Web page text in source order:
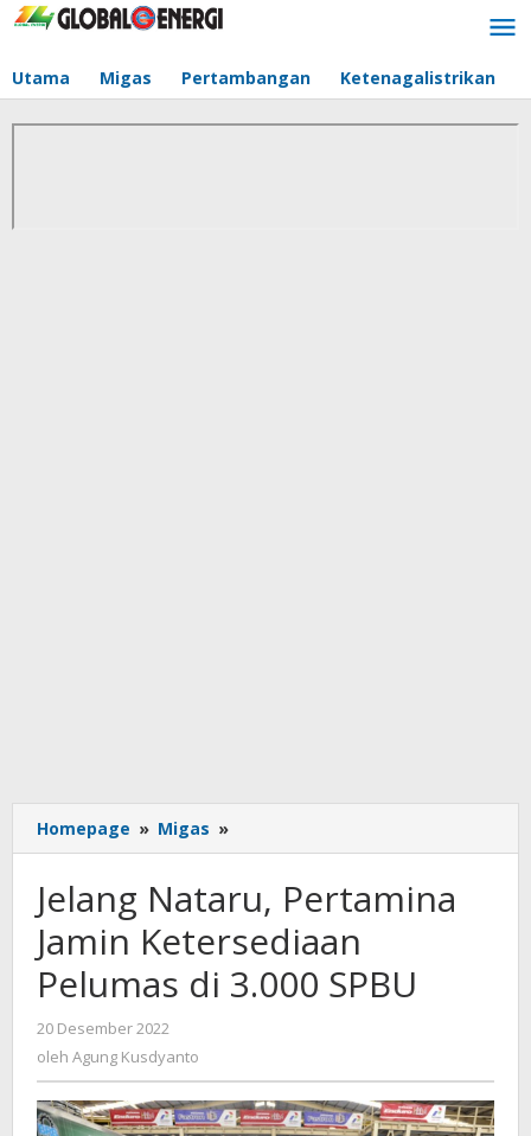
Lewati
Utama Migas Pertambangan Ketenagalistrikan
Homepage » Migas »
Nataru,
Jamin
Ketersediaan
Pelumas
di
3.000
Jelang Nataru, Pertamina
Jamin Ketersediaan
Pelumas di 3.000 SPBU
20 Desember 2022
Agung
oleh Agung Kusdyanto